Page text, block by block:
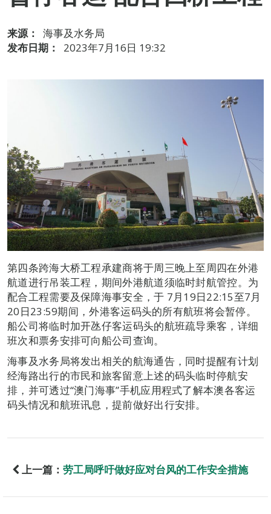
来源：
海事及水务局
发布日期：
2023年7月16日 19:32
第四条跨海大桥工程承建商将于周三晚上至周四在外港
航道进行吊装工程，期间外港航道须临时封航管控。为
配合工程需要及保障海事安全，于 7月19日22:15至7月
20日23:59期间，外港客运码头的所有航班将会暂停。
船公司将临时加开氹仔客运码头的航班疏导乘客，详细
班次和票务安排可向船公司查询。
海事及水务局将发出相关的航海通告，同时提醒有计划
经海路出行的市民和旅客留意上述的码头临时停航安
排，并可透过“澳门海事”手机应用程式了解本澳各客运
码头情况和航班讯息，提前做好出行安排。
上一篇： 劳工局呼吁做好应对台风的工作安全措施